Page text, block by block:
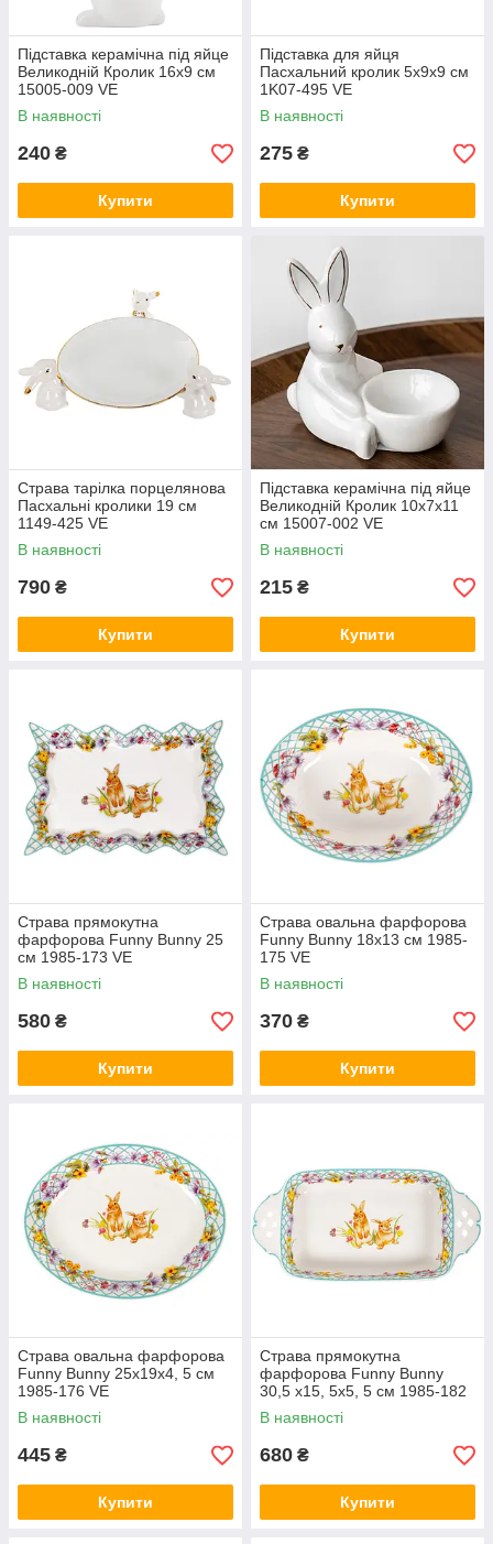
Підставка керамічна під яйце
Великодній Кролик 16х9 см
15005-009 VE
В наявності
240 ₴
Купити
Підставка для яйця
Пасхальний кролик 5х9х9 см
1K07-495 VE
В наявності
275 ₴
Купити
Страва тарілка порцелянова
Пасхальні кролики 19 см
1149-425 VE
В наявності
790 ₴
Купити
Підставка керамічна під яйце
Великодній Кролик 10х7х11
см 15007-002 VE
В наявності
215 ₴
Купити
Страва прямокутна
фарфорова Funny Bunny 25
см 1985-173 VE
В наявності
580 ₴
Купити
Страва овальна фарфорова
Funny Bunny 18х13 см 1985-
175 VE
В наявності
370 ₴
Купити
Страва овальна фарфорова
Funny Bunny 25х19х4, 5 см
1985-176 VE
В наявності
445 ₴
Купити
Страва прямокутна
фарфорова Funny Bunny
30,5 х15, 5х5, 5 см 1985-182
VE
В наявності
680 ₴
Купити